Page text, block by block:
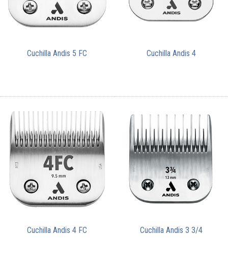
Cuchilla Andis 5 FC Cuchilla Andis 4
Cuchilla Andis 4 FC Cuchilla Andis 3 3/4